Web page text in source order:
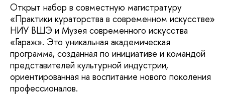
Открыт набор в совместную магистратуру
«Практики кураторства в современном искусстве»
НИУ ВШЭ и Музея современного искусства
«Гараж». Это уникальная академическая
программа, созданная по инициативе и командой
представителей культурной индустрии,
ориентированная на воспитание нового поколения
профессионалов.